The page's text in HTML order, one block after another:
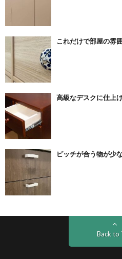
これだけで部屋の雰
高級なデスクに仕上
ピッチが合う物が少
Back to